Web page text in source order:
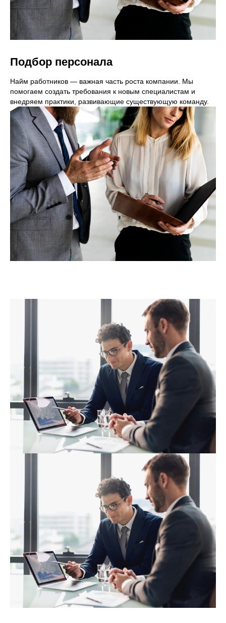
Подбор персонала
Найм работников — важная часть роста компании. Мы
помогаем создать требования к новым специалистам и
внедряем практики, развивающие существующую команду.